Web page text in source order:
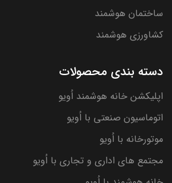
ساختمان هوشمند
کشاورزی هوشمند
دسته بندی محصولات
اپلیکشن خانه هوشمند اُویو
اتوماسیون صنعتی با اُویو
موتورخانه با اُویو
مجتمع های اداری و تجاری با اُویو